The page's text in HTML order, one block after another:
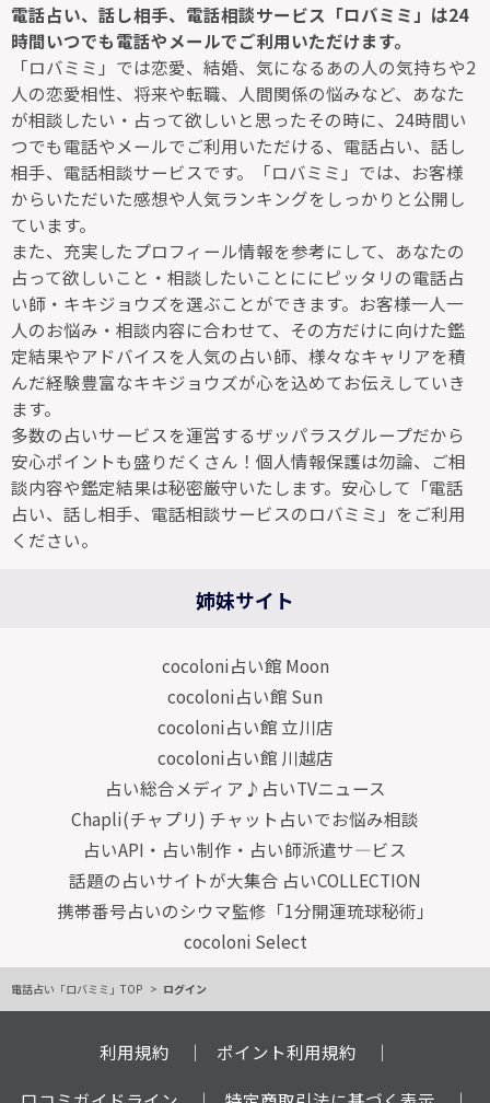
電話占い、話し相手、電話相談サービス「ロバミミ」は24
時間いつでも電話やメールでご利用いただけます。
「ロバミミ」では恋愛、結婚、気になるあの人の気持ちや2
人の恋愛相性、将来や転職、人間関係の悩みなど、あなた
が相談したい・占って欲しいと思ったその時に、24時間い
つでも電話やメールでご利用いただける、電話占い、話し
相手、電話相談サービスです。「ロバミミ」では、お客様
からいただいた感想や人気ランキングをしっかりと公開し
ています。
また、充実したプロフィール情報を参考にして、あなたの
占って欲しいこと・相談したいことににピッタリの電話占
い師・キキジョウズを選ぶことができます。お客様一人一
人のお悩み・相談内容に合わせて、その方だけに向けた鑑
定結果やアドバイスを人気の占い師、様々なキャリアを積
んだ経験豊富なキキジョウズが心を込めてお伝えしていき
ます。
多数の占いサービスを運営するザッパラスグループだから
安心ポイントも盛りだくさん！個人情報保護は勿論、ご相
談内容や鑑定結果は秘密厳守いたします。安心して「電話
占い、話し相手、電話相談サービスのロバミミ」をご利用
ください。
姉妹サイト
cocoloni占い館 Moon
cocoloni占い館 Sun
cocoloni占い館 立川店
cocoloni占い館 川越店
占い総合メディア♪占いTVニュース
Chapli(チャプリ) チャット占いでお悩み相談
占いAPI・占い制作・占い師派遣サ―ビス
話題の占いサイトが大集合 占いCOLLECTION
携帯番号占いのシウマ監修「1分開運琉球秘術」
cocoloni Select
電話占い「ロバミミ」TOP ログイン
利用規約
ポイント利用規約